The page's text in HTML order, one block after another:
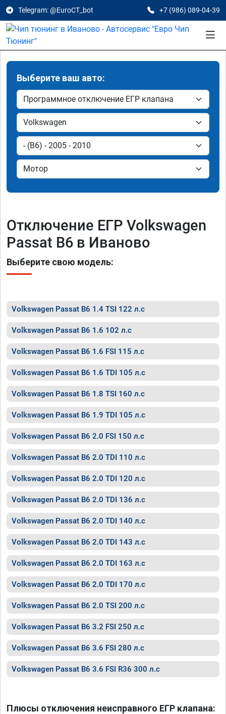
Telegram: @EuroCT_bot +7 (986) 089-04-39
Выберите ваш авто:
Отключение ЕГР Volkswagen
Passat B6 в Иваново
Выберите свою модель:
Volkswagen Passat B6 1.4 TSI 122 л.с
Volkswagen Passat B6 1.6 102 л.с
Volkswagen Passat B6 1.6 FSI 115 л.с
Volkswagen Passat B6 1.6 TDI 105 л.с
Volkswagen Passat B6 1.8 TSI 160 л.с
Volkswagen Passat B6 1.9 TDI 105 л.с
Volkswagen Passat B6 2.0 FSI 150 л.с
Volkswagen Passat B6 2.0 TDI 110 л.с
Volkswagen Passat B6 2.0 TDI 120 л.с
Volkswagen Passat B6 2.0 TDI 136 л.с
Volkswagen Passat B6 2.0 TDI 140 л.с
Volkswagen Passat B6 2.0 TDI 143 л.с
Volkswagen Passat B6 2.0 TDI 163 л.с
Volkswagen Passat B6 2.0 TDI 170 л.с
Volkswagen Passat B6 2.0 TSI 200 л.с
Volkswagen Passat B6 3.2 FSI 250 л.с
Volkswagen Passat B6 3.6 FSI 280 л.с
Volkswagen Passat B6 3.6 FSI R36 300 л.с
Плюсы отключения неисправного ЕГР клапана: